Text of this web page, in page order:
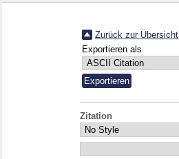
Zurück zur Übersicht
Exportieren als
Zitation